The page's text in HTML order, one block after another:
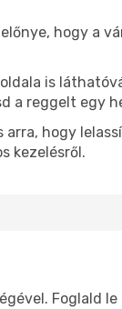
hogy a
is
a reggelt egy
arra, hogy
kezelésről.
Foglald